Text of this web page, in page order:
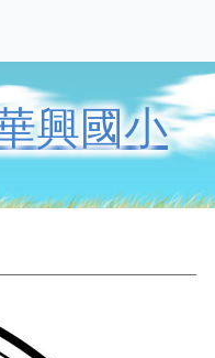
興國小